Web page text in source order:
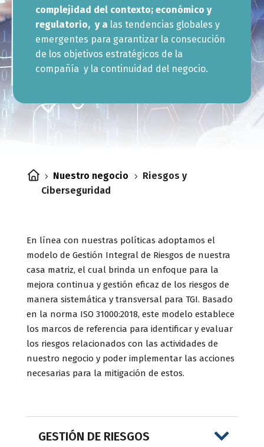
complejidad del contexto; económico y
regulatorio, y a las tendencias globales y
emergentes para garantizar la consecución
de los objetivos estratégicos de la
compañía y la continuidad del negocio.
5 Nuestro negocio 5
Riesgos y
Ciberseguridad
En línea con nuestras políticas adoptamos el
modelo de Gestión Integral de Riesgos de nuestra
casa matriz, el cual brinda un enfoque para la
mejora continua y gestión eficaz de los riesgos de
manera sistemática y transversal para TGI. Basado
en la norma ISO 31000:2018, este modelo establece
los marcos de referencia para identificar y evaluar
los riesgos relacionados con las actividades de
nuestro negocio y poder implementar las acciones
necesarias para la mitigación de estos.
GESTIÓN DE RIESGOS